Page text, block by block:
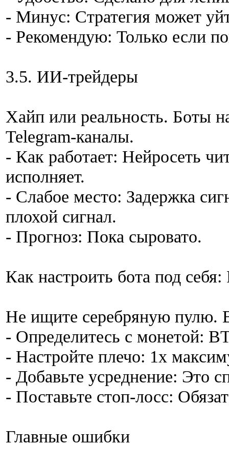
- Минус: Стратегия может
- Рекомендую: Только если
3.5. ИИ-трейдеры
Хайп или реальность. Боты
Telegram-каналы.
- Как работает: Нейросеть
исполняет.
- Слабое место: Задержка
плохой сигнал.
- Прогноз: Пока сыровато.
Как настроить бота под себя:
Не ищите серебряную пулю.
- Определитесь с монетой:
- Настройте плечо: 1x
- Добавьте усреднение: Это
- Поставьте стоп-лосс:
Главные ошибки